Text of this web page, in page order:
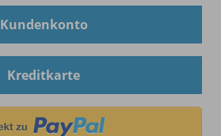
Kundenkonto
Kreditkarte